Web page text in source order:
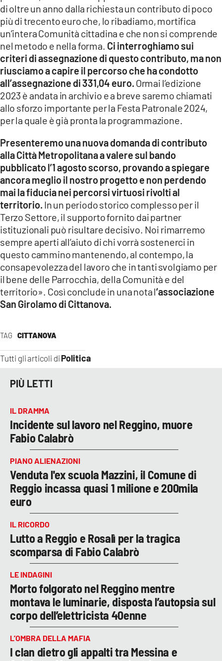
TAG CITTANOVA
Tutti gli articoli di Politica
di oltre un anno dalla richiesta un contributo di poco
più di trecento euro che, lo ribadiamo, mortifica
un’intera Comunità cittadina e che non si comprende
nel metodo e nella forma. Ci interroghiamo sui
criteri di assegnazione di questo contributo, ma non
riusciamo a capire il percorso che ha condotto
all’assegnazione di 331,04 euro. Ormai l’edizione
2023 è andata in archivio e a breve saremo chiamati
allo sforzo importante per la Festa Patronale 2024,
per la quale è già pronta la programmazione.
Presenteremo una nuova domanda di contributo
alla Città Metropolitana a valere sul bando
pubblicato l’1 agosto scorso, provando a spiegare
ancora meglio il nostro progetto e non perdendo
mai la fiducia nei percorsi virtuosi rivolti al
territorio. In un periodo storico complesso per il
Terzo Settore, il supporto fornito dai partner
istituzionali può risultare decisivo. Noi rimarremo
sempre aperti all’aiuto di chi vorrà sostenerci in
questo cammino mantenendo, al contempo, la
consapevolezza del lavoro che in tanti svolgiamo per
il bene delle Parrocchia, della Comunità e del
territorio». Così conclude in una nota l‘associazione
San Girolamo di Cittanova.
PIÙ LETTI
IL DRAMMA
Incidente sul lavoro nel Reggino, muore
Fabio Calabrò
PIANO ALIENAZIONI
Venduta l'ex scuola Mazzini, il Comune di
Reggio incassa quasi 1 milione e 200mila
euro
IL RICORDO
Lutto a Reggio e Rosalì per la tragica
scomparsa di Fabio Calabrò
LE INDAGINI
Morto folgorato nel Reggino mentre
montava le luminarie, disposta l’autopsia sul
corpo dell’elettricista 40enne
L’OMBRA DELLA MAFIA
I clan dietro gli appalti tra Messina e